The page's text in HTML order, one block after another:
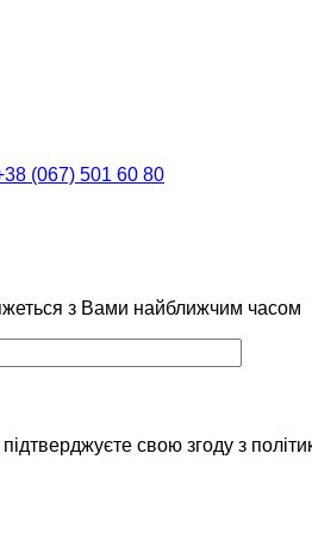
(067) 501 60 80
з Вами найближчим часом
свою згоду з